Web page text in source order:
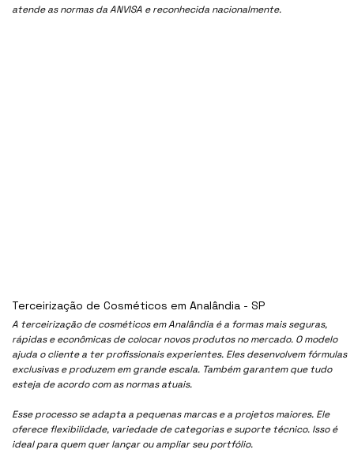
atende as normas da ANVISA e reconhecida nacionalmente.
A terceirização de cosméticos em Analândia é a formas mais seguras,
rápidas e econômicas de colocar novos produtos no mercado. O modelo
ajuda o cliente a ter profissionais experientes. Eles desenvolvem fórmulas
exclusivas e produzem em grande escala. Também garantem que tudo
esteja de acordo com as normas atuais.
Esse processo se adapta a pequenas marcas e a projetos maiores. Ele
oferece flexibilidade, variedade de categorias e suporte técnico. Isso é
ideal para quem quer lançar ou ampliar seu portfólio.
Terceirização de Cosméticos em Analândia - SP